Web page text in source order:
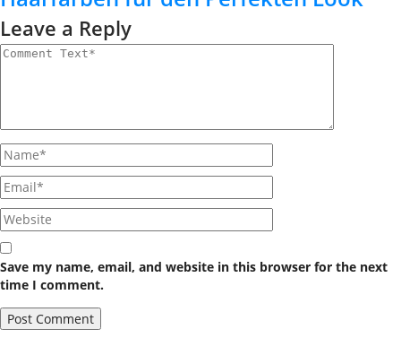
Leave a Reply
Save my name, email, and website in this browser for the next
time I comment.